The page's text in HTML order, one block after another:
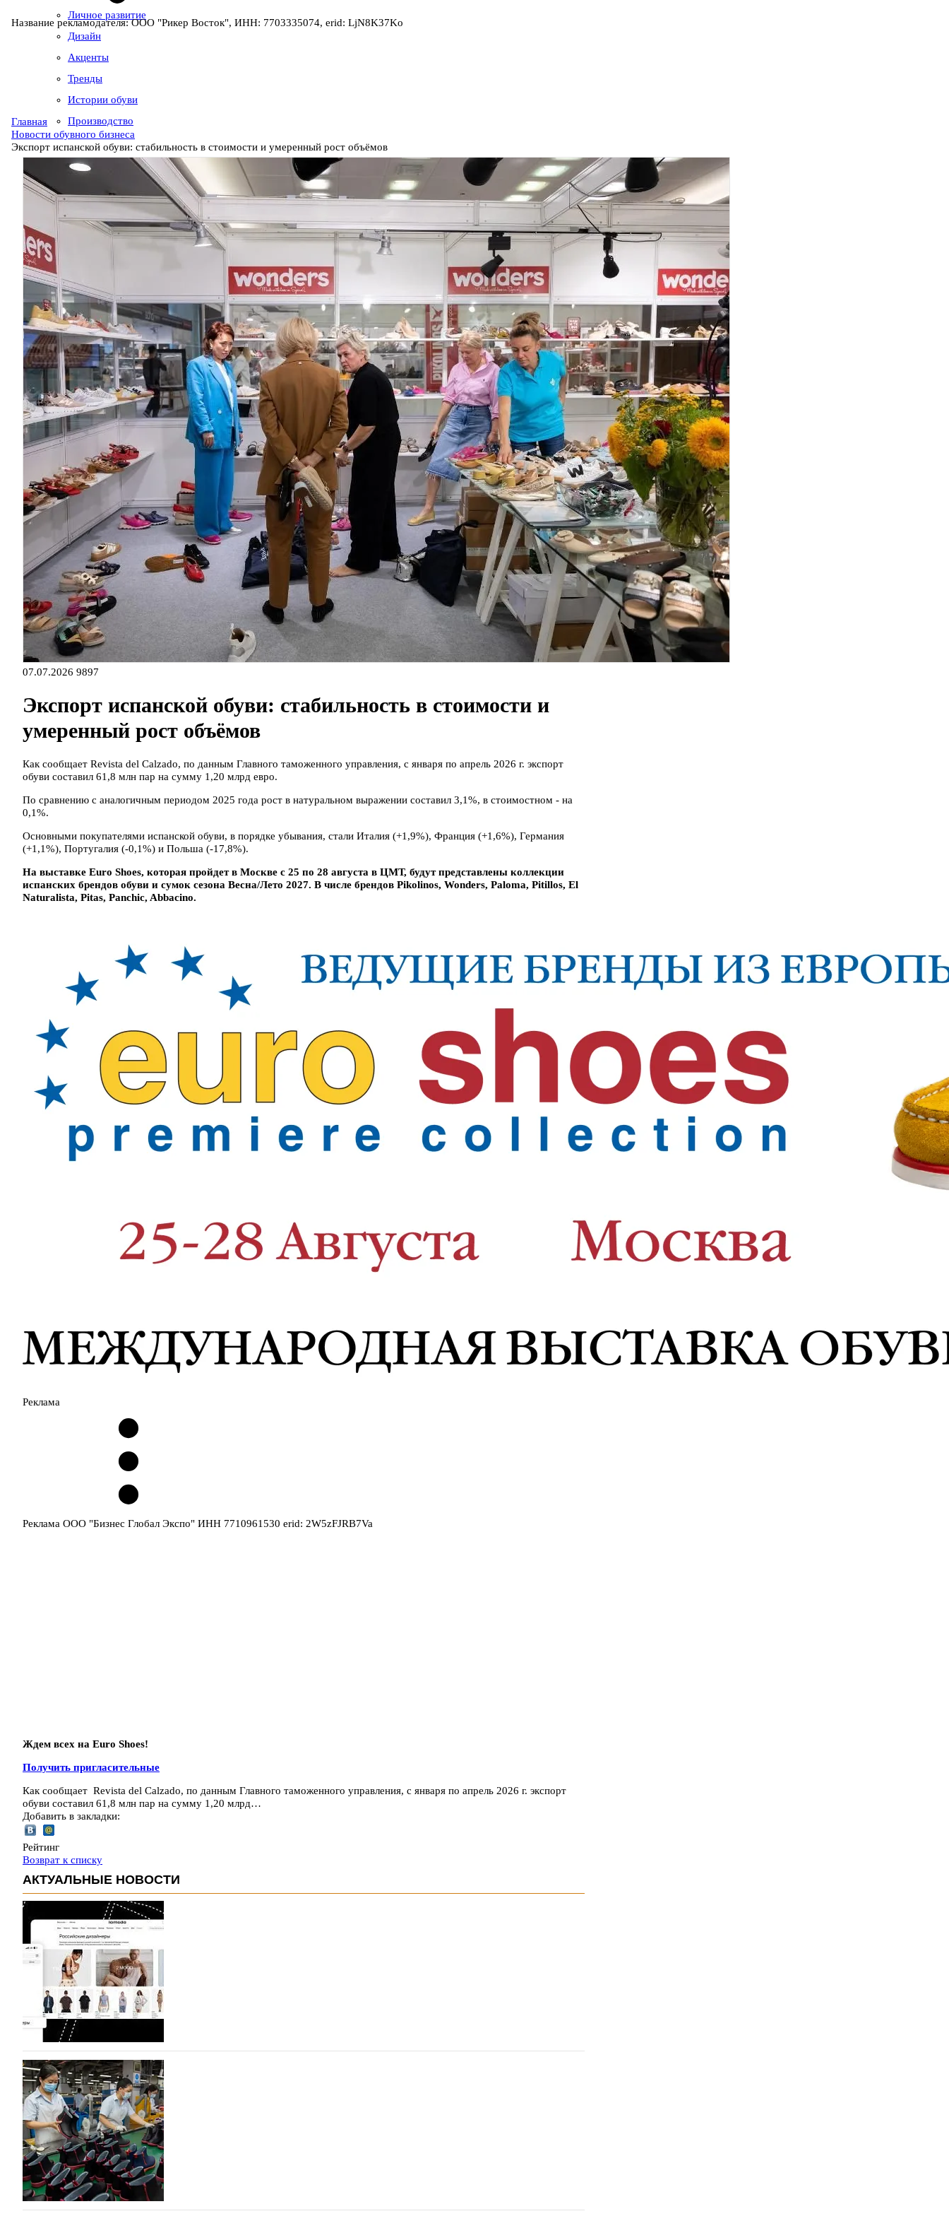
Личное развитие
Дизайн
Акценты
Тренды
Истории обуви
Производство
Название рекламодателя: ООО "Рикер Восток", ИНН: 7703335074, erid: LjN8K37Ko
Главная
Новости обувного бизнеса
Экспорт испанской обуви: стабильность в стоимости и умеренный рост объёмов
07.07.2026 9897
Экспорт испанской обуви: стабильность в стоимости и
умеренный рост объёмов
Как сообщает Revista del Calzado, по данным Главного таможенного управления, с января по апрель 2026 г. экспорт
обуви составил 61,8 млн пар на сумму 1,20 млрд евро.
По сравнению с аналогичным периодом 2025 года рост в натуральном выражении составил 3,1%, в стоимостном - на
0,1%.
Основными покупателями испанской обуви, в порядке убывания, стали Италия (+1,9%), Франция (+1,6%), Германия
(+1,1%), Португалия (-0,1%) и Польша (-17,8%).
На выставке Euro Shoes, которая пройдет в Москве с 25 по 28 августа в ЦМТ, будут представлены коллекции
испанских брендов обуви и сумок сезона Весна/Лето 2027. В числе брендов Pikolinos, Wonders, Paloma, Pitillos, El
Naturalista, Pitas, Panchic, Abbacino.
Реклама
Реклама ООО "Бизнес Глобал Экспо" ИНН 7710961530 erid: 2W5zFJRB7Va
Ждем всех на Euro Shoes!
Получить пригласительные
Как сообщает Revista del Calzado, по данным Главного таможенного управления, с января по апрель 2026 г. экспорт
обуви составил 61,8 млн пар на сумму 1,20 млрд…
Добавить в закладки:
Рейтинг
Возврат к списку
АКТУАЛЬНЫЕ НОВОСТИ
На платформе Lamoda - новый раздел и условия продвижения локальных
дизайнерских марок
Российский маркетплейс Lamoda решил обновить раздел для продажи продукции локальных дизайнерских
марок одежды, обуви и аксессуаров. Бренды также получат маркетинговую…
06.08.2026 336